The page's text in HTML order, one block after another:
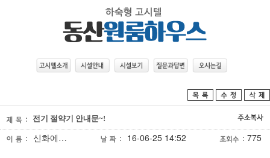
전기 절약기 안내문~!
신화에… 16-06-25 14:52 775